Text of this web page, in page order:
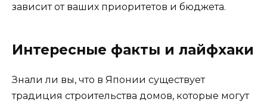
зависит от ваших приоритетов и бюджета.
Интересные факты и лайфхаки
Знали ли вы, что в Японии существует
традиция строительства домов, которые могут